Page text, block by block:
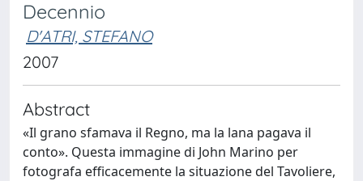
Decennio
D'ATRI, STEFANO
2007
Abstract
«Il grano sfamava il Regno, ma la lana pagava il
conto». Questa immagine di John Marino per
fotografa efficacemente la situazione del Tavoliere,